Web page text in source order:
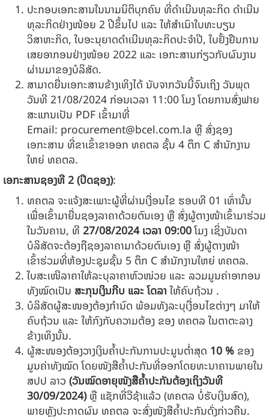
ປະກອບເອກະສານໃນນາມນິຕິບຸກຄົນ ທີ່ດຳເນີນທຸລະກິດ ດຳເນີນ
ທຸລະກິດຢ່າງໜ້ອຍ 2 ປີຂຶ້ນໄປ ແລະ ໃຫ້ສໍາເນົາໃບທະບຽນ
ວິສາຫະກິດ, ໃບອະນຸຍາດດຳເນີນທຸລະກິດປະຈຳປີ, ໃບຢັ້ງຢືນການ
ເສຍອາກອນຢ່າງໜ້ອຍ 2022 ແລະ ເອກະສານກ່ຽວກັບຜົນງານ
ຜ່ານມາຂອງບໍລິສັດ.
ສາມາດຍື່ນເອກະສານຂ້າງເທິງໄດ້ ນັບຈາກວັນນີ້ຈົນເຖິງ ວັນພຸດ
ວັນທີ 21/08/2024 ກ່ອນເວລາ 11:00 ໂມງ ໂດຍການສົ່ງຟາຍ
ສະແກນເປັນ PDF ເຂົ້າມາທີ່
Email: procurement@bcel.com.la ຫຼື ສົ່ງຊອງ
ເອກະສານ ທີ່ຂາເຂົ້າຂາອອກ ທຄຕລ ຊັ້ນ 4 ຕຶກ C ສໍານັກງານ
ໃຫຍ່ ທຄຕລ.
ເອກະສານຊອງທີ2 (ປິດຊອງ):
ທຄຕລ ຈະແຈ້ງສະເພາະຜູ້ທີ່ຜ່ານເງື່ອນໄຂ ຮອບທີ01 ເທົ່ານັ້ນ
ເພື່ອເຂົ້າມາຍື່ນຊອງລາຄາດ້ວຍຕົນເອງ ຫຼື ສົ່ງຜູ້ຕາງໜ້າເຂົ້າມາຮ່ວມ
ໃນວັນຄານ, ທີ27/08/2024 ເວລາ 09:00ໂມງ ເຊິ່ງບັນດາ
ບໍລິສັດຈະຕ້ອງຖືຊອງລາຄາມາດ້ວຍຕົນເອງ ຫຼື ສົ່ງຜູ້ຕາງໜ້າ
ເຂົ້າຮ່ວມທີ່ຫ້ອງປະຊຸມຊັ້ນ 5 ຕຶກ C ສໍານັກງານໃຫຍ່ ທຄຕລ.
ໃບສະເໜີລາຄາໃຫ້ລະບຸລາຄາຫົວໜ່ວຍ ແລະ ລວມມູນຄ່າອາກອນ
ທັງໝົດເປັນ ສະກຸນເງິນກີບ ແລະ ໂດລາໃຫ້ຄົບຖ້ວນ .
ບໍລິສັດ​ຜູ້​ສະໜອງຕ້ອງ​ກໍານົດ ພ້ອມ​ທັງ​ລະບຸ​ເງື່ອນ​ໄຂ​ຕ່າງໆ ມາ​ໃຫ້​
ຄົບ​ຖ້ວນ ​ແລະ ​ໃຫ້ກົງ​ກັບ​ຄວາມ​ຕ້ອງ ຂອງ ທຄຕລ ໃນ​ຕາຕະລາງ​
ຂ້າງ​ເທິງ​ນັ້ນ.
ຜູ້ສະໜອງຕ້ອງວາງເງິນຄໍ້າປະກັນການປະມູນຕໍ່າສຸດ 10 % ຂອງ
ມູນຄ່າທັງໝົດ ໂດຍໜັງສືຄໍ້າປະກັນທີ່ອອກໂດຍທະນາຄານພາຍໃນ
ສປປ ລາວ (ວັນໝົດອາຍຸໜັງສືຄໍ້າປະກັນຕ້ອງເຖິງວັນທີ
30/09/2024)ຫຼື ແຊັກທີ່ວີຊ້າແລ້ວ (ທຄຕລ ບໍ່ຮັບເງິນສົດ),
ພາຍຫຼັງປະກາດຜົນ ທຄຕລ ຈະສົ່ງໜັງສືຄໍ້າປະກັນດັ່ງກ່າວຄືນ.